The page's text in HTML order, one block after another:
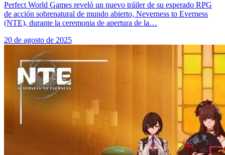
Perfect World Games reveló un nuevo tráiler de su esperado RPG
de acción sobrenatural de mundo abierto, Neverness to Everness
(NTE), durante la ceremonia de apertura de la…
20 de agosto de 2025